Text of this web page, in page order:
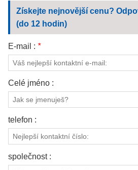
Získejte nejnovější cenu?
(do 12 hodin)
E-mail : *
Celé jméno :
telefon :
společnost :